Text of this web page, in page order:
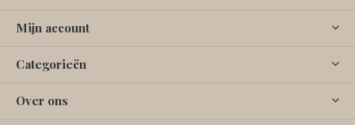
Mijn account
Categorieën
Over ons